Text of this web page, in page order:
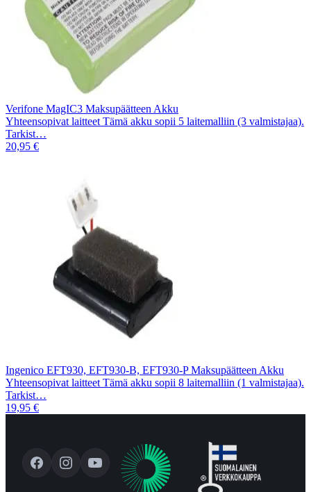
Verifone MagIC3 Maksupäätteen Akku
Yhteensopivat laitteet Tämä akku sopii 5 laitemalliin (3 valmistajaa).
Tarkist…
20,95 €
Ingenico EFT930, EFT930-B, EFT930-P Maksupäätteen Akku
Yhteensopivat laitteet Tämä akku sopii 8 laitemalliin (1 valmistajaa).
Tarkist…
19,95 €